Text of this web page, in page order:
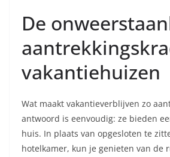
De
vakantiehuizen
Wat maakt vakantieverblijven zo
antwoord is eenvoudig: ze bieden
huis. In plaats van opgesloten te
hotelkamer, kun je genieten van de